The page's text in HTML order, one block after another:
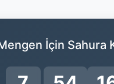
İçin Sahura